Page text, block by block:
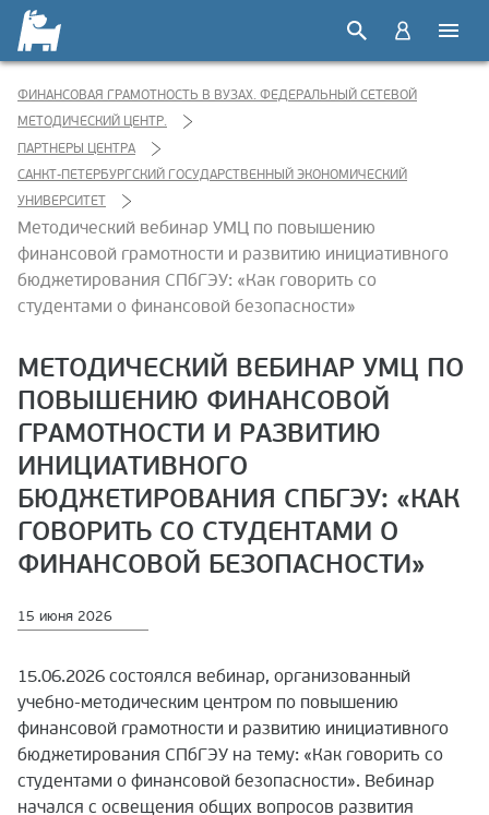
ФИНАНСОВАЯ ГРАМОТНОСТЬ В ВУЗАХ. ФЕДЕРАЛЬНЫЙ СЕТЕВОЙ
МЕТОДИЧЕСКИЙ ЦЕНТР.
ПАРТНЕРЫ ЦЕНТРА
САНКТ-ПЕТЕРБУРГСКИЙ ГОСУДАРСТВЕННЫЙ ЭКОНОМИЧЕСКИЙ
УНИВЕРСИТЕТ
Методический вебинар УМЦ по повышению
финансовой грамотности и развитию инициативного
бюджетирования СПбГЭУ: «Как говорить со
студентами о финансовой безопасности»
МЕТОДИЧЕСКИЙ ВЕБИНАР УМЦ ПО
ПОВЫШЕНИЮ ФИНАНСОВОЙ
ГРАМОТНОСТИ И РАЗВИТИЮ
ИНИЦИАТИВНОГО
БЮДЖЕТИРОВАНИЯ СПБГЭУ: «КАК
ГОВОРИТЬ СО СТУДЕНТАМИ О
ФИНАНСОВОЙ БЕЗОПАСНОСТИ»
15 июня 2026
15.06.2026 состоялся вебинар, организованный
учебно-методическим центром по повышению
финансовой грамотности и развитию инициативного
бюджетирования СПбГЭУ на тему: «Как говорить со
студентами о финансовой безопасности». Вебинар
начался с освещения общих вопросов развития